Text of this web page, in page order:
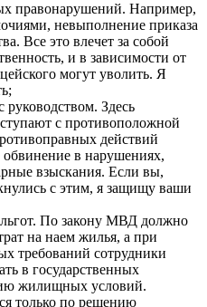
правонарушений. Например,
невыполнение приказа
Все это влечет за собой
и в зависимости от
могут уволить. Я
Здесь
с противоположной
действий
обвинение в нарушениях,
взыскания. Если вы,
с этим, я защищу ваши
По закону МВД должно
на наем жилья, а при
требований сотрудники
в государственных
жилищных условий.
только по решению